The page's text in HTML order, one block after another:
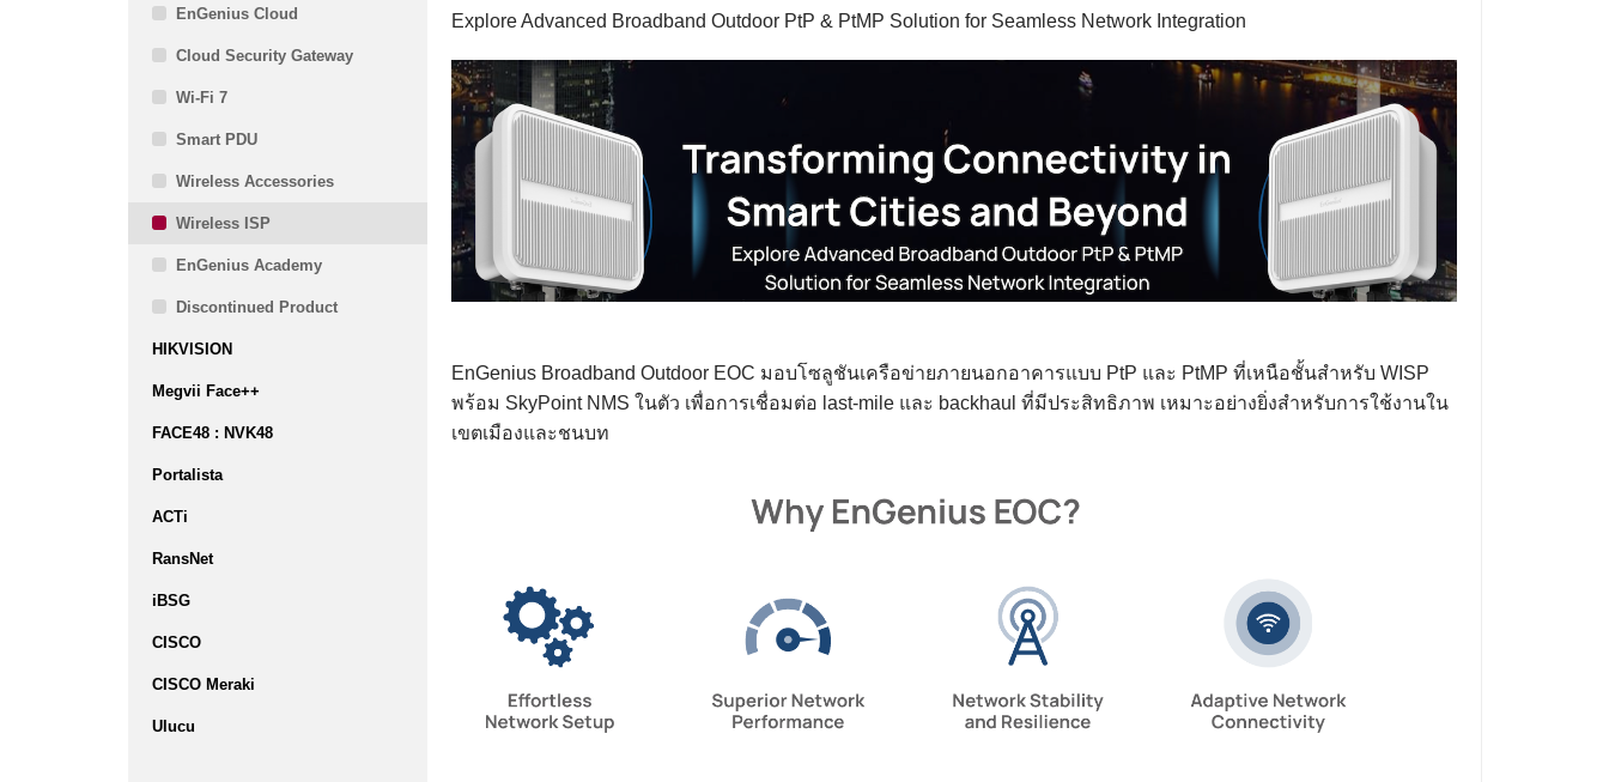
EnGenius Cloud
Cloud Security Gateway
Wi-Fi 7
Smart PDU
Wireless Accessories
Wireless ISP
EnGenius Academy
Discontinued Product
HIKVISION
Megvii Face++
FACE48 : NVK48
Portalista
ACTi
RansNet
iBSG
CISCO
CISCO Meraki
Ulucu
Explore Advanced Broadband Outdoor PtP & PtMP Solution for Seamless Network Integration
EnGenius Broadband Outdoor EOC มอบโซลูชันเครือข่ายภายนอกอาคารแบบ PtP และ PtMP ที่เหนือชั้นสำหรับ WISP
พร้อม SkyPoint NMS ในตัว เพื่อการเชื่อมต่อ last-mile และ backhaul ที่มีประสิทธิภาพ เหมาะอย่างยิ่งสำหรับการใช้งานใน
เขตเมืองและชนบท